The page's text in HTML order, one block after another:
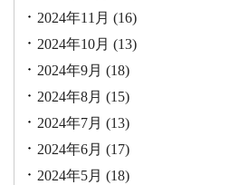
2024年11月 (16)
2024年10月 (13)
2024年9月 (18)
2024年8月 (15)
2024年7月 (13)
2024年6月 (17)
2024年5月 (18)